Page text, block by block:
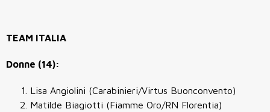
TEAM ITALIA
Donne (14):
Lisa Angiolini (Carabinieri/Virtus Buonconvento)
Matilde Biagiotti (Fiamme Oro/RN Florentia)